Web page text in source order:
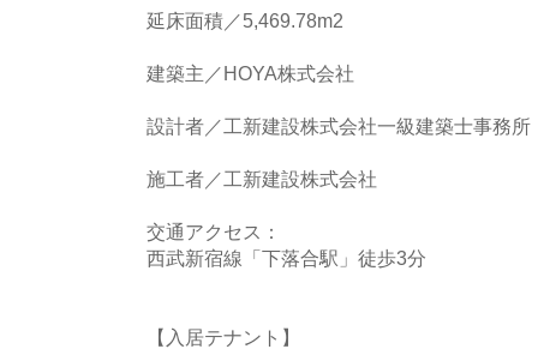
延床面積／5,469.78m2
建築主／HOYA株式会社
設計者／工新建設株式会社一級建築士事務所
施工者／工新建設株式会社
交通アクセス：
西武新宿線「下落合駅」徒歩3分
【入居テナント】